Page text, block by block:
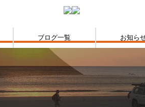
ブログ一覧 お知ら